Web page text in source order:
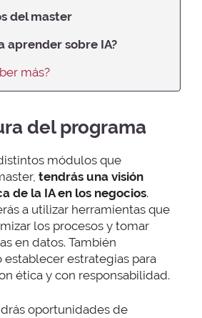
del master
aprender sobre IA?
más?
del programa
módulos que
tendrás una visión
de la IA en los negocios.
a utilizar herramientas que
los procesos y tomar
en datos. También
estrategias para
ética y con responsabilidad.
oportunidades de